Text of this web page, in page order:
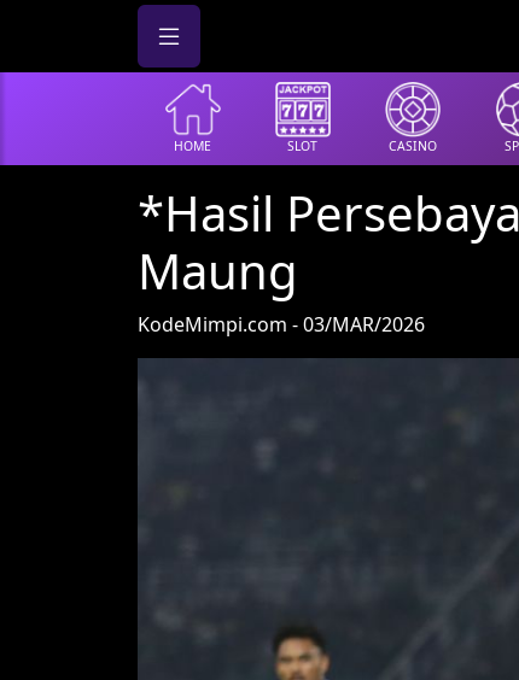
HOME SLOT CASINO
*Hasil
Maung
KodeMimpi.com - 03/MAR/2026